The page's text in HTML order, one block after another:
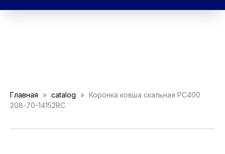
Главная catalog
Коронка ковша скальная PC400
208-70-14152RC